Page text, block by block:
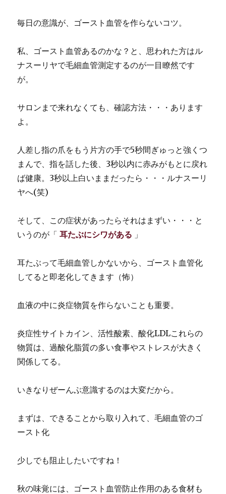
毎日の意識が、ゴースト血管を作らないコツ。
私、ゴースト血管あるのかな？と、思われた方はル
ナスーリヤで毛細血管測定するのが一目瞭然です
が。
サロンまで来れなくても、確認方法・・・あります
よ。
人差し指の爪をもう片方の手で5秒間ぎゅっと強くつ
まんで、指を話した後、3秒以内に赤みがもとに戻れ
ば健康。3秒以上白いままだったら・・・ルナスーリ
ヤへ(笑)
そして、この症状があったらそれはまずい・・・と
いうのが「 耳たぶにシワがある 」
耳たぶって毛細血管しかないから、ゴースト血管化
してると即老化してきます（怖）
血液の中に炎症物質を作らないことも重要。
炎症性サイトカイン、活性酸素、酸化LDLこれらの
物質は、過酸化脂質の多い食事やストレスが大きく
関係してる。
いきなりぜーんぶ意識するのは大変だから。
まずは、できることから取り入れて、毛細血管のゴ
ースト化
少しでも阻止したいですね！
秋の味覚には、ゴースト血管防止作用のある食材も